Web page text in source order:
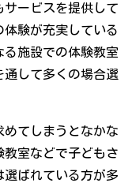
ービスを提供して
験が充実している
施設での体験教室
して多くの場合選
てしまうとなかな
室などで子どもさ
ばれている方が多